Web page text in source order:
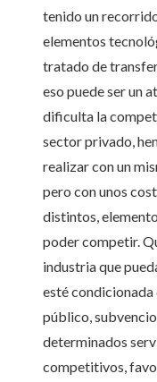
tenido un
elementos
tratado de
eso puede ser un
dificulta la
sector privado,
realizar con un
pero con unos
distintos,
poder competir.
industria que
esté
público,
determinados
competitivos,